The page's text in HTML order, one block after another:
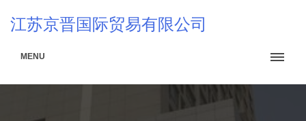
江苏京晋国际贸易有限公司
MENU